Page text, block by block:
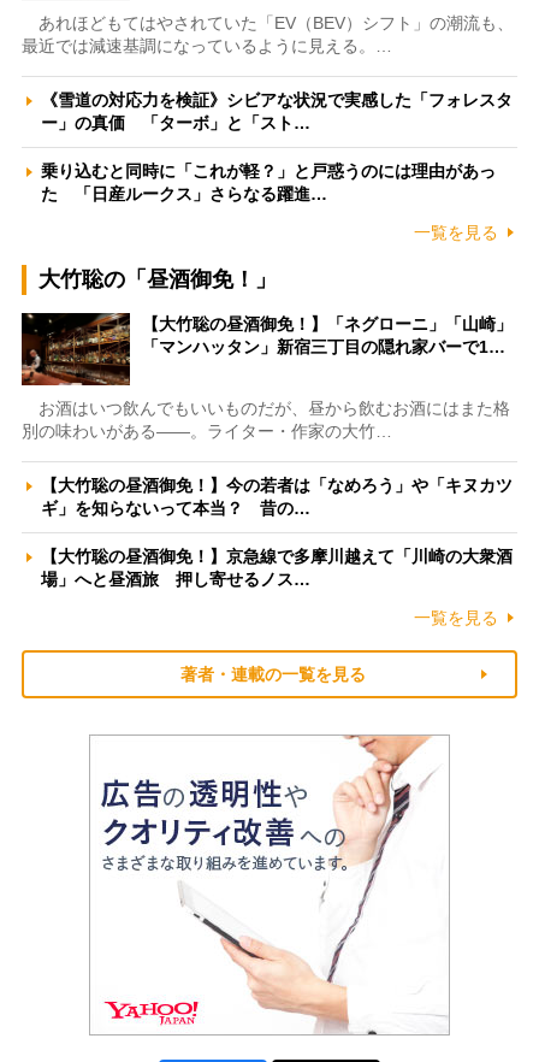
あれほどもてはやされていた「EV（BEV）シフト」の潮流も、
最近では減速基調になっているように見える。…
《雪道の対応力を検証》シビアな状況で実感した「フォレスタ
ー」の真価 「ターボ」と「スト…
乗り込むと同時に「これが軽？」と戸惑うのには理由があっ
た 「日産ルークス」さらなる躍進…
一覧を見る
大竹聡の「昼酒御免！」
【大竹聡の昼酒御免！】「ネグローニ」「山崎」
「マンハッタン」新宿三丁目の隠れ家バーで1…
お酒はいつ飲んでもいいものだが、昼から飲むお酒にはまた格
別の味わいがある――。ライター・作家の大竹…
【大竹聡の昼酒御免！】今の若者は「なめろう」や「キヌカツ
ギ」を知らないって本当？ 昔の…
【大竹聡の昼酒御免！】京急線で多摩川越えて「川崎の大衆酒
場」へと昼酒旅 押し寄せるノス…
一覧を見る
著者・連載の一覧を見る